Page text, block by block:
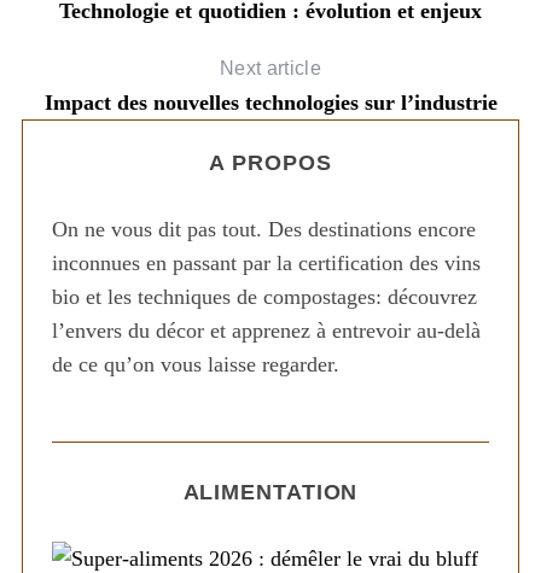
Technologie et quotidien : évolution et enjeux
Next article
Impact des nouvelles technologies sur l’industrie
A PROPOS
On ne vous dit pas tout. Des destinations encore
inconnues en passant par la certification des vins
bio et les techniques de compostages: découvrez
l’envers du décor et apprenez à entrevoir au-delà
de ce qu’on vous laisse regarder.
ALIMENTATION